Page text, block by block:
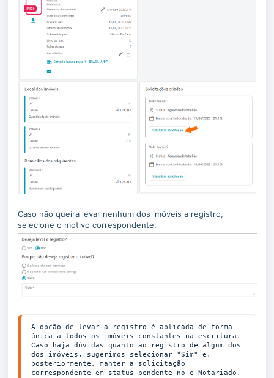
Caso não queira levar nenhum dos imóveis a registro,
selecione o motivo correspondente.
A opção de levar a registro é aplicada de forma
única a todos os imóveis constantes na escritura.
Caso haja dúvidas quanto ao registro de algum dos
dos imóveis, sugerimos selecionar "Sim" e,
posteriormente, manter a solicitação
correspondente em status pendente no e-Notariado.